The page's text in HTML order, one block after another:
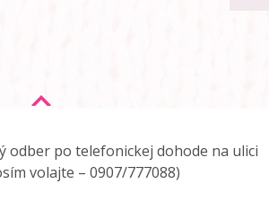
odber po telefonickej dohode na ulici
volajte – 0907/777088)